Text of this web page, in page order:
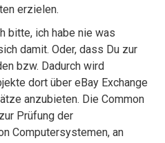
erzielen.
bitte, ich habe nie was
damit. Oder, dass Du zur
bzw. Dadurch wird
dort über eBay Exchange
anzubieten. Die Common
Prüfung der
Computersystemen, an